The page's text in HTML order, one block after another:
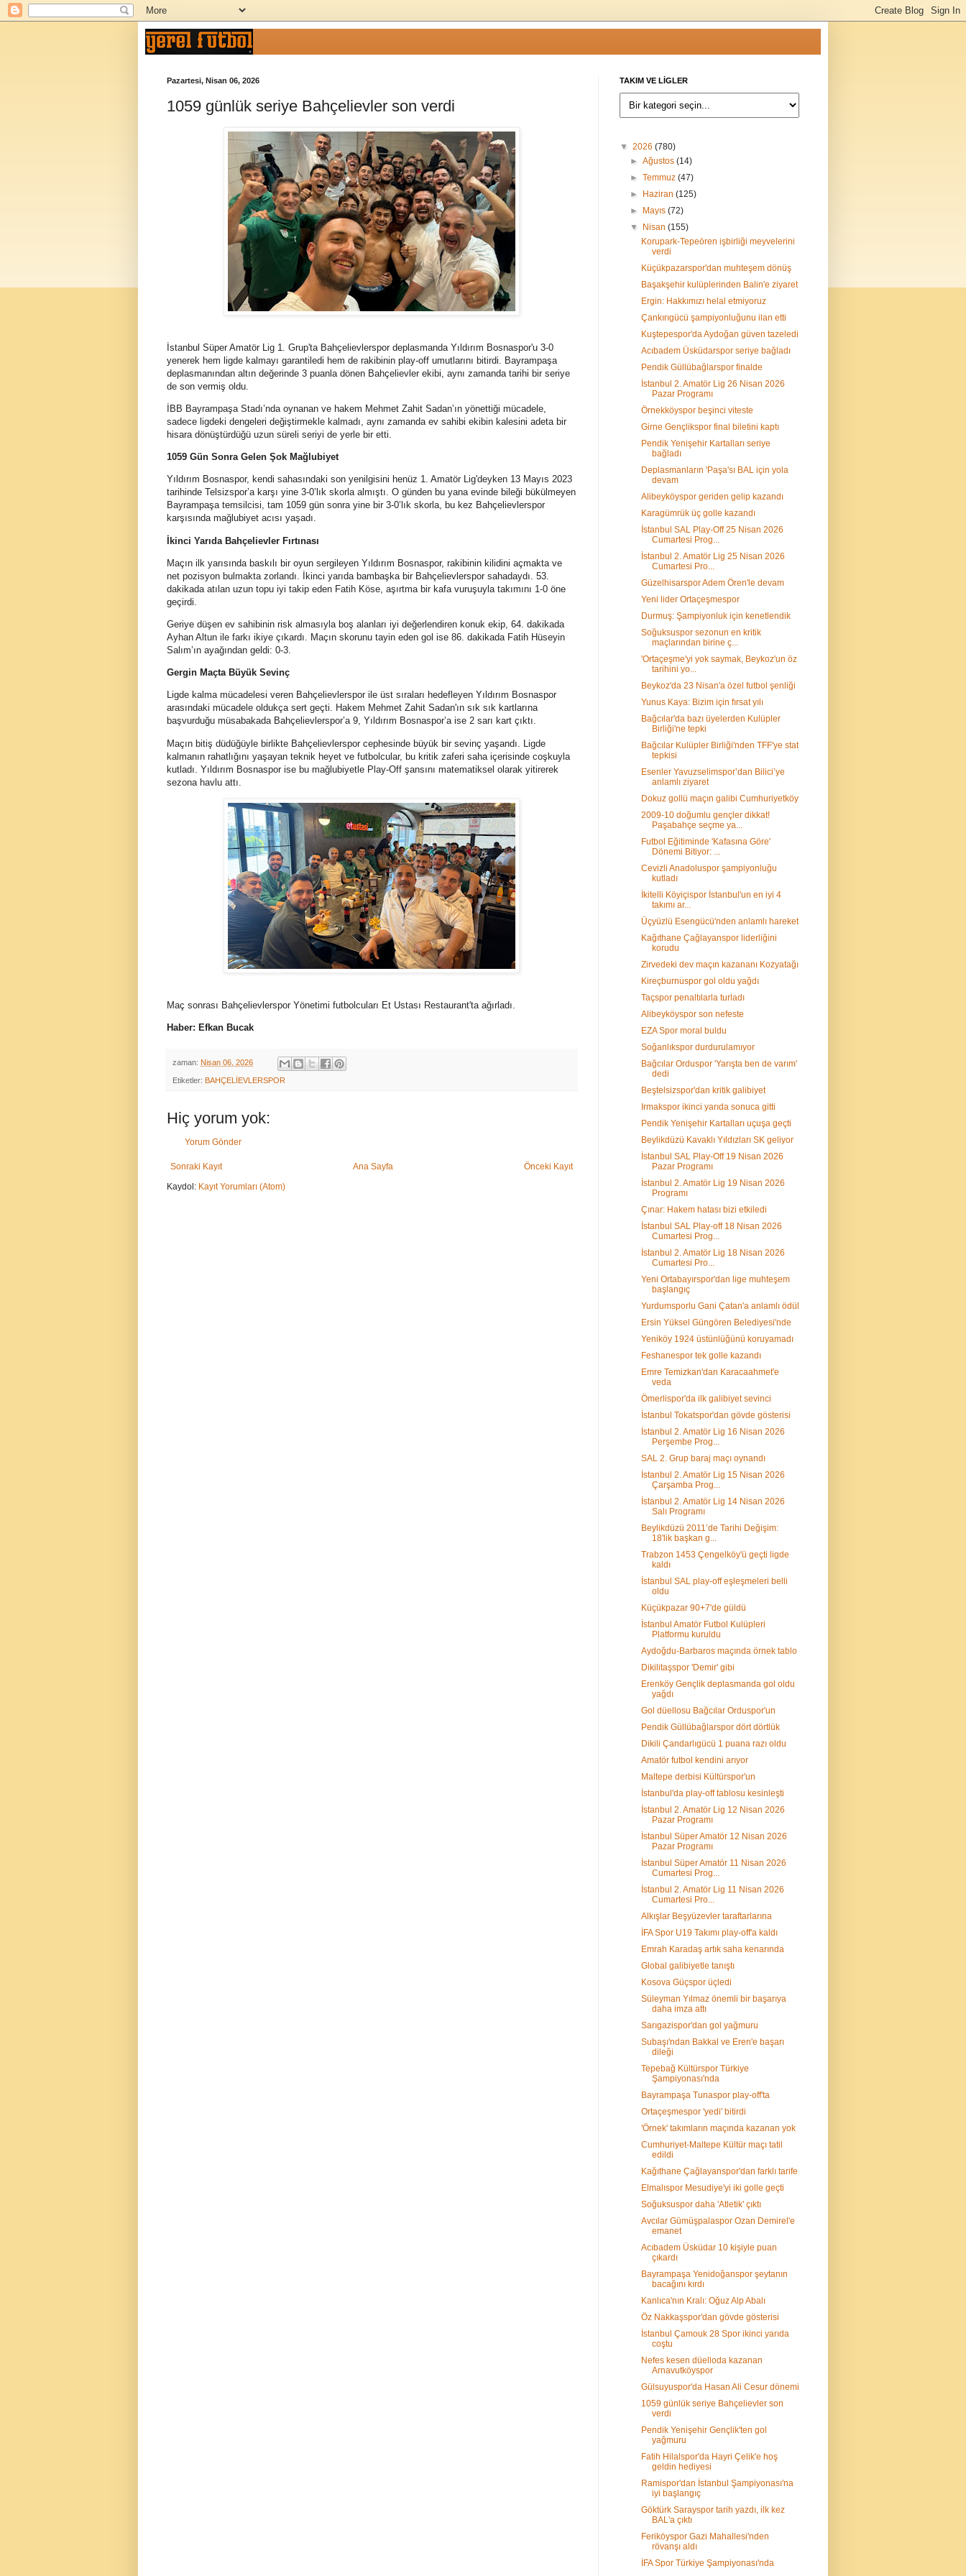
Pazartesi, Nisan 06, 2026
1059 günlük seriye Bahçelievler son verdi
İstanbul Süper Amatör Lig 1. Grup'ta Bahçelievlerspor deplasmanda Yıldırım Bosnaspor'u 3-0
yenerek hem ligde kalmayı garantiledi hem de rakibinin play-off umutlarını bitirdi. Bayrampaşa
deplasmanından altın değerinde 3 puanla dönen Bahçelievler ekibi, aynı zamanda tarihi bir seriye
de son vermiş oldu.
İBB Bayrampaşa Stadı’nda oynanan ve hakem Mehmet Zahit Sadan’ın yönettiği mücadele,
sadece ligdeki dengeleri değiştirmekle kalmadı, aynı zamanda ev sahibi ekibin kalesini adeta bir
hisara dönüştürdüğü uzun süreli seriyi de yerle bir etti.
1059 Gün Sonra Gelen Şok Mağlubiyet
Yıldırım Bosnaspor, kendi sahasındaki son yenilgisini henüz 1. Amatör Lig'deyken 13 Mayıs 2023
tarihinde Telsizspor’a karşı yine 3-0’lık skorla almıştı. O günden bu yana evinde bileği bükülmeyen
Bayrampaşa temsilcisi, tam 1059 gün sonra yine bir 3-0’lık skorla, bu kez Bahçelievlerspor
karşısında mağlubiyet acısı yaşadı.
İkinci Yarıda Bahçelievler Fırtınası
Maçın ilk yarısında baskılı bir oyun sergileyen Yıldırım Bosnaspor, rakibinin kilidini açmakta ve
net pozisyon bulmakta zorlandı. İkinci yarıda bambaşka bir Bahçelievlerspor sahadaydı. 53.
dakikada atılan uzun topu iyi takip eden Fatih Köse, aşırtma bir kafa vuruşuyla takımını 1-0 öne
geçirdi.
Geriye düşen ev sahibinin risk almasıyla boş alanları iyi değerlendiren konuk ekip, 64. dakikada
Ayhan Altun ile farkı ikiye çıkardı. Maçın skorunu tayin eden gol ise 86. dakikada Fatih Hüseyin
Salım’ın ayağından geldi: 0-3.
Gergin Maçta Büyük Sevinç
Ligde kalma mücadelesi veren Bahçelievlerspor ile üst sıraları hedefleyen Yıldırım Bosnaspor
arasındaki mücadele oldukça sert geçti. Hakem Mehmet Zahit Sadan'ın sık sık kartlarına
başvurduğu müsabakada Bahçelievlerspor’a 9, Yıldırım Bosnaspor’a ise 2 sarı kart çıktı.
Maçın bitiş düdüğüyle birlikte Bahçelievlerspor cephesinde büyük bir sevinç yaşandı. Ligde
kalmanın rahatlığını yaşayan teknik heyet ve futbolcular, bu kritik zaferi saha içerisinde coşkuyla
kutladı. Yıldırım Bosnaspor ise bu mağlubiyetle Play-Off şansını matematiksel olarak yitirerek
sezona havlu attı.
Maç sonrası Bahçelievlerspor Yönetimi futbolcuları Et Ustası Restaurant'ta ağırladı.
Haber: Efkan Bucak
zaman: Nisan 06, 2026
Etiketler: BAHÇELİEVLERSPOR
Hiç yorum yok:
Yorum Gönder
Sonraki Kayıt Önceki Kayıt
Ana Sayfa
Kaydol: Kayıt Yorumları (Atom)
TAKIM VE LİGLER
▼ 2026 (780)
►Ağustos(14)
►Temmuz(47)
►
Haziran(125)
►
Mayıs(72)
▼
Nisan(155)
Korupark-Tepeören işbirliği meyvelerini
verdi
Küçükpazarspor'dan muhteşem dönüş
Başakşehir kulüplerinden Balin'e ziyaret
Ergin: Hakkımızı helal etmiyoruz
Çankırıgücü şampiyonluğunu ilan etti
Kuştepespor'da Aydoğan güven tazeledi
Acıbadem Üsküdarspor seriye bağladı
Pendik Güllübağlarspor finalde
İstanbul 2. Amatör Lig 26 Nisan 2026
Pazar Programı
Örnekköyspor beşinci viteste
Girne Gençlikspor final biletini kaptı
Pendik Yenişehir Kartalları seriye
bağladı
Deplasmanların 'Paşa'sı BAL için yola
devam
Alibeyköyspor geriden gelip kazandı
Karagümrük üç golle kazandı
İstanbul SAL Play-Off 25 Nisan 2026
Cumartesi Prog...
İstanbul 2. Amatör Lig 25 Nisan 2026
Cumartesi Pro...
Güzelhisarspor Adem Ören'le devam
Yeni lider Ortaçeşmespor
Durmuş: Şampiyonluk için kenetlendik
Soğuksuspor sezonun en kritik
maçlarından birine ç...
'Ortaçeşme'yi yok saymak, Beykoz'un öz
tarihini yo...
Beykoz'da 23 Nisan'a özel futbol şenliği
Yunus Kaya: Bizim için fırsat yılı
Bağcılar'da bazı üyelerden Kulüpler
Birliği'ne tepki
Bağcılar Kulüpler Birliği'nden TFF'ye stat
tepkisi
Esenler Yavuzselimspor’dan Bilici’ye
anlamlı ziyaret
Dokuz gollü maçın galibi Cumhuriyetköy
2009-10 doğumlu gençler dikkat!
Paşabahçe seçme ya...
Futbol Eğitiminde 'Kafasına Göre'
Dönemi Bitiyor: ...
Cevizli Anadoluspor şampiyonluğu
kutladı
İkitelli Köyiçispor İstanbul'un en iyi 4
takımı ar...
Üçyüzlü Esengücü'nden anlamlı hareket
Kağıthane Çağlayanspor liderliğini
korudu
Zirvedeki dev maçın kazananı Kozyatağı
Kireçburnuspor gol oldu yağdı
Taçspor penaltılarla turladı
Alibeyköyspor son nefeste
EZA Spor moral buldu
Soğanlıkspor durdurulamıyor
Bağcılar Orduspor 'Yarışta ben de varım'
dedi
Beştelsizspor'dan kritik galibiyet
Irmakspor ikinci yarıda sonuca gitti
Pendik Yenişehir Kartalları uçuşa geçti
Beylikdüzü Kavaklı Yıldızları SK geliyor
İstanbul SAL Play-Off 19 Nisan 2026
Pazar Programı
İstanbul 2. Amatör Lig 19 Nisan 2026
Programı
Çınar: Hakem hatası bizi etkiledi
İstanbul SAL Play-off 18 Nisan 2026
Cumartesi Prog...
İstanbul 2. Amatör Lig 18 Nisan 2026
Cumartesi Pro...
Yeni Ortabayırspor'dan lige muhteşem
başlangıç
Yurdumsporlu Gani Çatan'a anlamlı ödül
Ersin Yüksel Güngören Belediyesi'nde
Yeniköy 1924 üstünlüğünü koruyamadı
Feshanespor tek golle kazandı
Emre Temizkan'dan Karacaahmet'e
veda
Ömerlispor'da ilk galibiyet sevinci
İstanbul Tokatspor'dan gövde gösterisi
İstanbul 2. Amatör Lig 16 Nisan 2026
Perşembe Prog...
SAL 2. Grup baraj maçı oynandı
İstanbul 2. Amatör Lig 15 Nisan 2026
Çarşamba Prog...
İstanbul 2. Amatör Lig 14 Nisan 2026
Salı Programı
Beylikdüzü 2011’de Tarihi Değişim:
18'lik başkan g...
Trabzon 1453 Çengelköy'ü geçti ligde
kaldı
İstanbul SAL play-off eşleşmeleri belli
oldu
Küçükpazar 90+7'de güldü
İstanbul Amatör Futbol Kulüpleri
Platformu kuruldu
Aydoğdu-Barbaros maçında örnek tablo
Dikilitaşspor 'Demir' gibi
Erenköy Gençlik deplasmanda gol oldu
yağdı
Gol düellosu Bağcılar Orduspor'un
Pendik Güllübağlarspor dört dörtlük
Dikili Çandarlıgücü 1 puana razı oldu
Amatör futbol kendini arıyor
Maltepe derbisi Kültürspor'un
İstanbul'da play-off tablosu kesinleşti
İstanbul 2. Amatör Lig 12 Nisan 2026
Pazar Programı
İstanbul Süper Amatör 12 Nisan 2026
Pazar Programı
İstanbul Süper Amatör 11 Nisan 2026
Cumartesi Prog...
İstanbul 2. Amatör Lig 11 Nisan 2026
Cumartesi Pro...
Alkışlar Beşyüzevler taraftarlarına
İFA Spor U19 Takımı play-off'a kaldı
Emrah Karadaş artık saha kenarında
Global galibiyetle tanıştı
Kosova Güçspor üçledi
Süleyman Yılmaz önemli bir başarıya
daha imza attı
Sarıgazispor'dan gol yağmuru
Subaşı'ndan Bakkal ve Eren'e başarı
dileği
Tepebağ Kültürspor Türkiye
Şampiyonası'nda
Bayrampaşa Tunaspor play-off'ta
Ortaçeşmespor 'yedi' bitirdi
'Örnek' takımların maçında kazanan yok
Cumhuriyet-Maltepe Kültür maçı tatil
edildi
Kağıthane Çağlayanspor'dan farklı tarife
Elmalıspor Mesudiye'yi iki golle geçti
Soğuksuspor daha 'Atletik' çıktı
Avcılar Gümüşpalaspor Ozan Demirel'e
emanet
Acıbadem Üsküdar 10 kişiyle puan
çıkardı
Bayrampaşa Yenidoğanspor şeytanın
bacağını kırdı
Kanlıca'nın Kralı: Oğuz Alp Abalı
Öz Nakkaşspor'dan gövde gösterisi
İstanbul Çamouk 28 Spor ikinci yarıda
coştu
Nefes kesen düelloda kazanan
Arnavutköyspor
Gülsuyuspor'da Hasan Ali Cesur dönemi
1059 günlük seriye Bahçelievler son
verdi
Pendik Yenişehir Gençlik'ten gol
yağmuru
Fatih Hilalspor'da Hayri Çelik'e hoş
geldin hediyesi
Ramispor'dan İstanbul Şampiyonası'na
iyi başlangıç
Göktürk Sarayspor tarih yazdı, ilk kez
BAL'a çıktı
Feriköyspor Gazi Mahallesi'nden
rövanşı aldı
İFA Spor Türkiye Şampiyonası'nda